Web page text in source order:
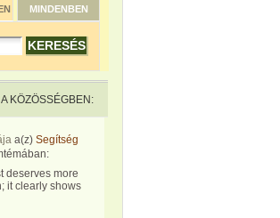
MINDENBEN
KÖZÖSSÉGBEN:
a(z) Segítség
deserves more
it clearly shows